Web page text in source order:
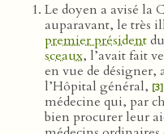
Le doyen a avisé la
auparavant, le très
premier président
sceaux, l’avait fait
en vue de désigner,
l’Hôpital général, [3]
médecine qui, par
bien procurer leur